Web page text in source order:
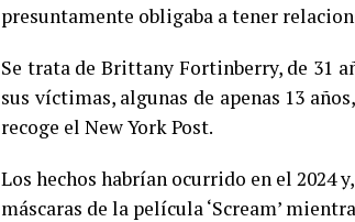
presuntamente obligaba a tener
Se trata de Brittany Fortinberry, de 31
sus víctimas, algunas de apenas 13
recoge el New York Post.
Los hechos habrían ocurrido en el 2024
máscaras de la película ‘Scream’